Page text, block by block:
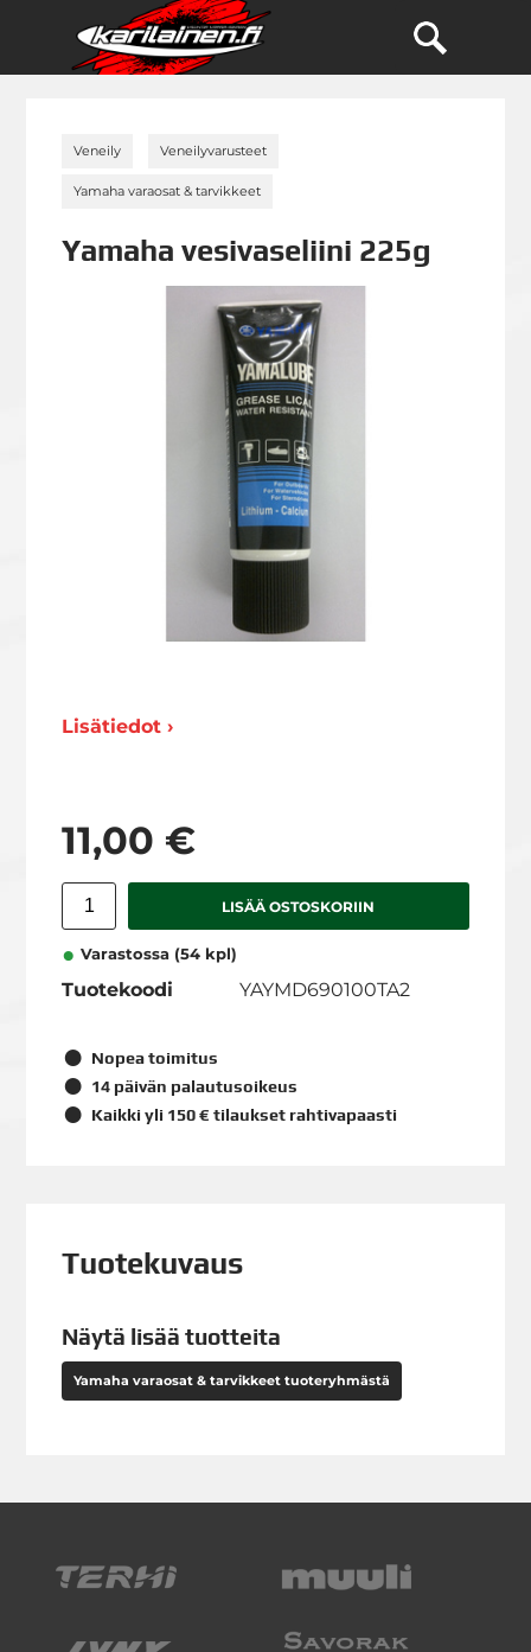
Veneily Veneilyvarusteet
Yamaha varaosat & tarvikkeet
Yamaha vesivaseliini 225g
Lisätiedot ›
11,00 €
LISÄÄ OSTOSKORIIN
Varastossa (54 kpl)
Tuotekoodi YAYMD690100TA2
Nopea toimitus
14 päivän palautusoikeus
Kaikki yli 150 € tilaukset rahtivapaasti
Tuotekuvaus
Näytä lisää tuotteita
Yamaha varaosat & tarvikkeet tuoteryhmästä